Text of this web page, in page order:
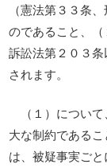
（憲法第３３条
のであること、
訴訟法第２０３
されます。
（１）について
大な制約である
は、被疑事実ご